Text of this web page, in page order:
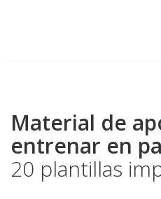
Material de
entrenar en
20 plantillas